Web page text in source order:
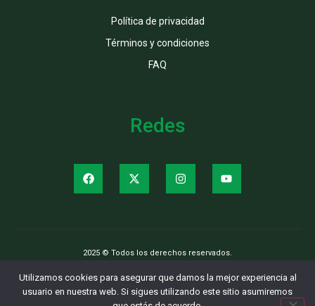
Política de privacidad
Términos y condiciones
FAQ
Redes
2025 © Todos los derechos reservados.
Utilizamos cookies para asegurar que damos la mejor experiencia al
usuario en nuestra web. Si sigues utilizando este sitio asumiremos